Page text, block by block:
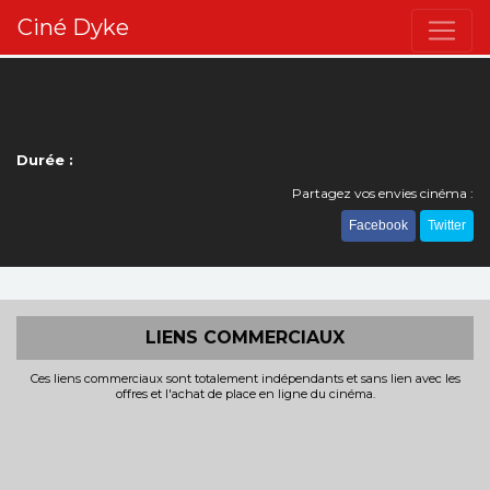
Ciné Dyke
Durée :
Partagez vos envies cinéma :
Facebook Twitter
LIENS COMMERCIAUX
Ces liens commerciaux sont totalement indépendants et sans lien avec les
offres et l'achat de place en ligne du cinéma.